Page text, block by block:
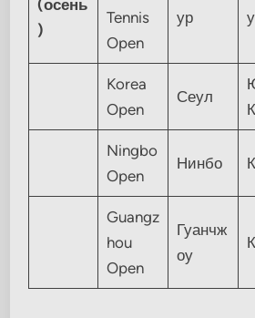
(осень
)
Tennis
Open
ур
Korea
Open
Сеул
Ningbo
Open
Нинбо
Guangz
hou
Open
Гуанчж
оу